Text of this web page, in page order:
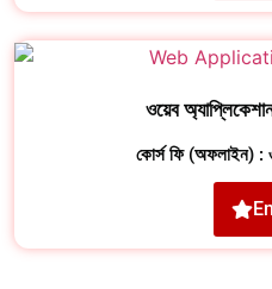
ওয়েব
কোর্স ফি (অফলাইন) :